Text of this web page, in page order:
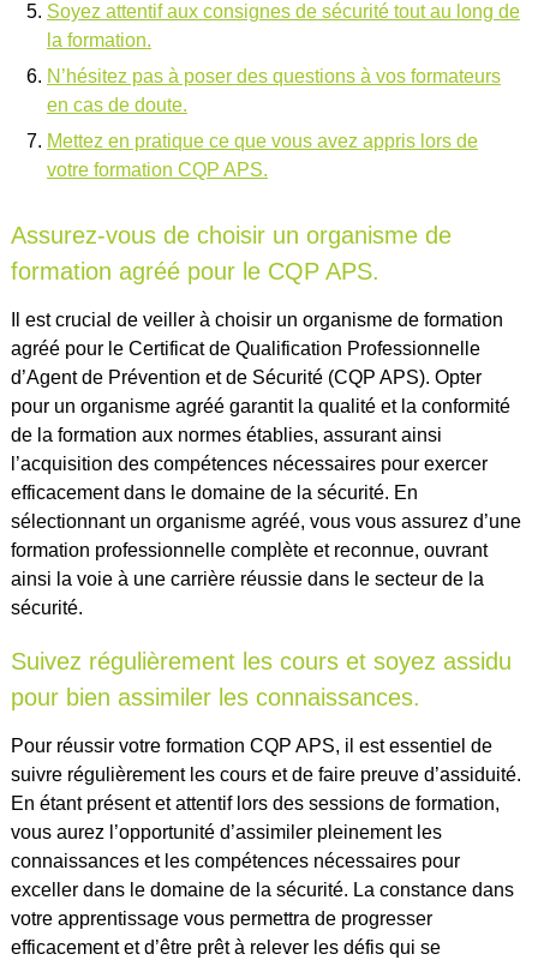
Soyez attentif aux consignes de sécurité tout au long de
la formation.
N’hésitez pas à poser des questions à vos formateurs
en cas de doute.
Mettez en pratique ce que vous avez appris lors de
votre formation CQP APS.
Assurez-vous de choisir un organisme de
formation agréé pour le CQP APS.
Il est crucial de veiller à choisir un organisme de formation
agréé pour le Certificat de Qualification Professionnelle
d’Agent de Prévention et de Sécurité (CQP APS). Opter
pour un organisme agréé garantit la qualité et la conformité
de la formation aux normes établies, assurant ainsi
l’acquisition des compétences nécessaires pour exercer
efficacement dans le domaine de la sécurité. En
sélectionnant un organisme agréé, vous vous assurez d’une
formation professionnelle complète et reconnue, ouvrant
ainsi la voie à une carrière réussie dans le secteur de la
sécurité.
Suivez régulièrement les cours et soyez assidu
pour bien assimiler les connaissances.
Pour réussir votre formation CQP APS, il est essentiel de
suivre régulièrement les cours et de faire preuve d’assiduité.
En étant présent et attentif lors des sessions de formation,
vous aurez l’opportunité d’assimiler pleinement les
connaissances et les compétences nécessaires pour
exceller dans le domaine de la sécurité. La constance dans
votre apprentissage vous permettra de progresser
efficacement et d’être prêt à relever les défis qui se